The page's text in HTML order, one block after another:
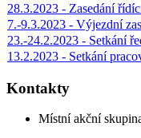
28.3.2023 - Zasedání
7.-9.3.2023 - Výjezdní
23.-24.2.2023 - Setkání
13.2.2023 - Setkání
Kontakty
Místní akční